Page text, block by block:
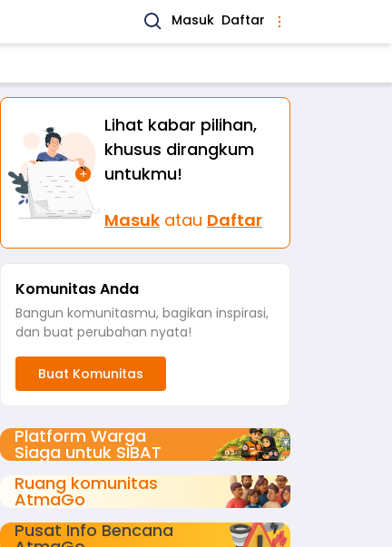
Masuk Daftar
Lihat kabar pilihan,
khusus dirangkum
untukmu!
Masuk atau Daftar
Komunitas Anda
Bangun komunitasmu, bagikan inspirasi,
dan buat perubahan nyata!
Buat Komunitas
Platform Warga
Siaga untuk SIBAT
Ruang komunitas
AtmaGo
Pusat Info Bencana